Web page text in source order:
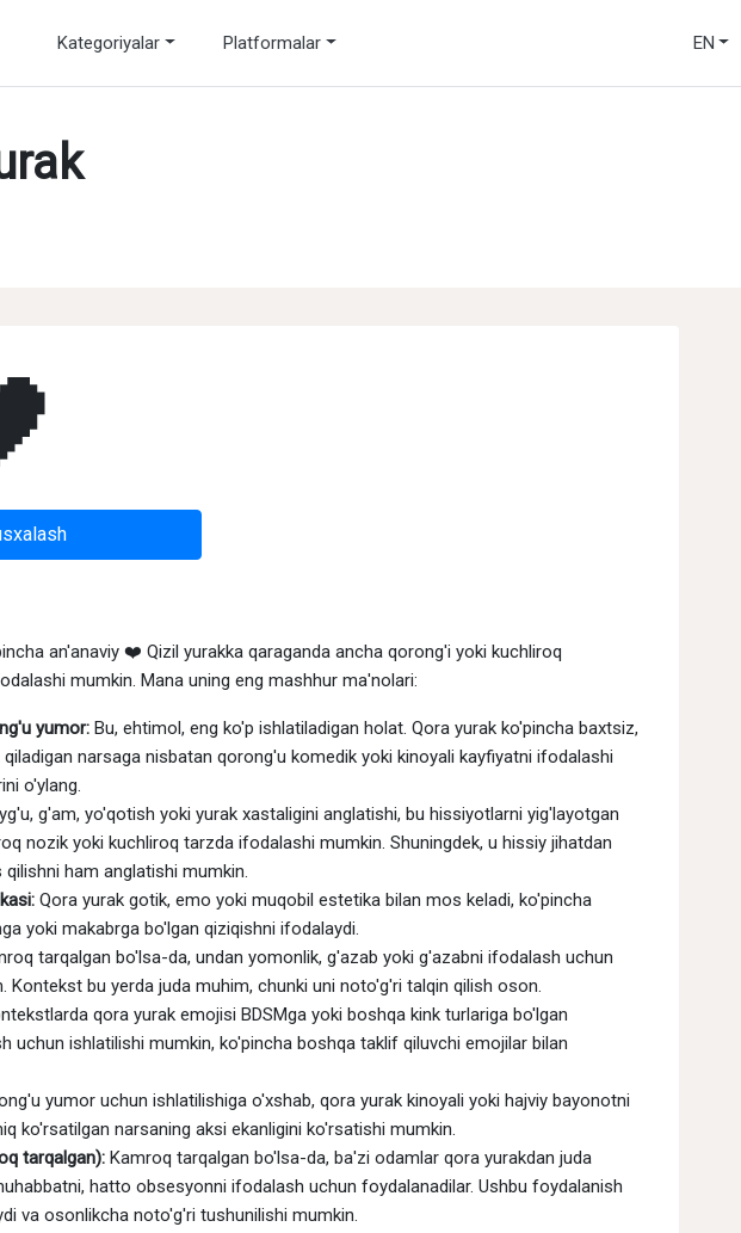
Kategoriyalar Platformalar EN
an'anaviy ❤️ Qizil yurakka qaraganda ancha qorong'i yoki kuchliroq
mumkin. Mana uning eng mashhur ma'nolari:
yumor: Bu, ehtimol, eng ko'p ishlatiladigan holat. Qora yurak ko'pincha baxtsiz,
narsaga nisbatan qorong'u komedik yoki kinoyali kayfiyatni ifodalashi
o'ylang.
g'am, yo'qotish yoki yurak xastaligini anglatishi, bu hissiyotlarni yig'layotgan
nozik yoki kuchliroq tarzda ifodalashi mumkin. Shuningdek, u hissiy jihatdan
ham anglatishi mumkin.
Qora yurak gotik, emo yoki muqobil estetika bilan mos keladi, ko'pincha
yoki makabrga bo'lgan qiziqishni ifodalaydi.
tarqalgan bo'lsa-da, undan yomonlik, g'azab yoki g'azabni ifodalash uchun
Kontekst bu yerda juda muhim, chunki uni noto'g'ri talqin qilish oson.
qora yurak emojisi BDSMga yoki boshqa kink turlariga bo'lgan
uchun ishlatilishi mumkin, ko'pincha boshqa taklif qiluvchi emojilar bilan
yumor uchun ishlatilishiga o'xshab, qora yurak kinoyali yoki hajviy bayonotni
ko'rsatilgan narsaning aksi ekanligini ko'rsatishi mumkin.
tarqalgan): Kamroq tarqalgan bo'lsa-da, ba'zi odamlar qora yurakdan juda
hatto obsesyonni ifodalash uchun foydalanadilar. Ushbu foydalanish
va osonlikcha noto'g'ri tushunilishi mumkin.